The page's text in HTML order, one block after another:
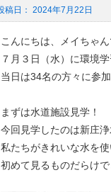
2024年7月22日
こんにちは、メイちゃん
７月３日（水）に環境
当日は34名の方々に参
まずは水道施設見学！
今回見学したのは新庄浄
私たちがきれいな水を
初めて見るものだらけ